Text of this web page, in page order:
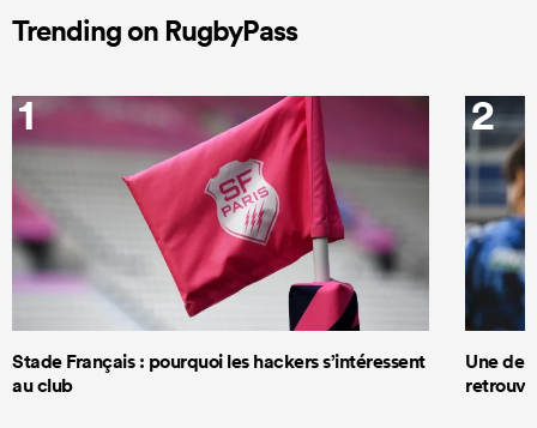
Trending on RugbyPass
1
Stade Français : pourquoi les hackers s’intéressent
au club
2
Une